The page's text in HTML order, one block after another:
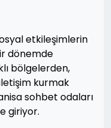
etkileşimlerin
dönemde
bölgelerden,
kurmak
sohbet odaları
giriyor.